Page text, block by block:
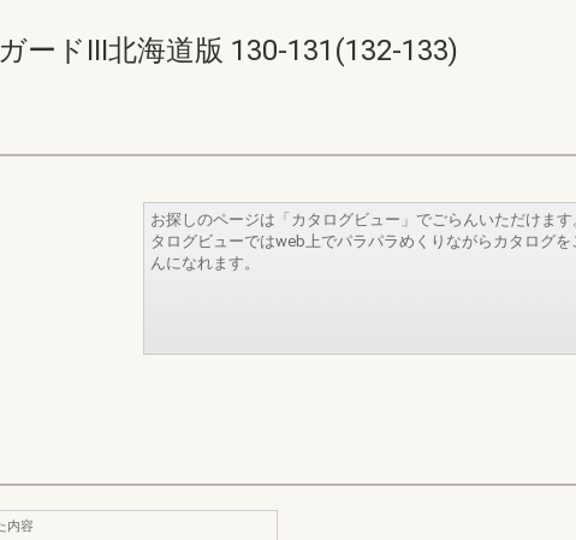
ードIII北海道版 130-131(132-133)
お探しのページは「カタログビュー」でごらんいただけます
タログビューではweb上でパラパラめくりながらカタログを
んになれます。
内容